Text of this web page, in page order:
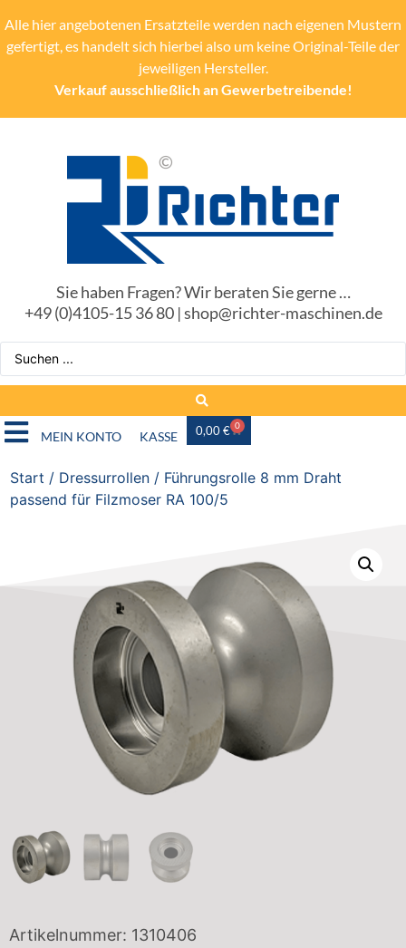
Alle hier angebotenen Ersatzteile werden nach eigenen Mustern
gefertigt, es handelt sich hierbei also um keine Original-Teile der
jeweiligen Hersteller.
Verkauf ausschließlich an Gewerbetreibende!
Sie haben Fragen? Wir beraten Sie gerne …
+49 (0)4105-15 36 80 | shop@richter-maschinen.de
MEIN KONTO KASSE 0,00€ 0
Start / Dressurrollen / Führungsrolle 8 mm Draht
passend für Filzmoser RA 100/5
Artikelnummer: 1310406